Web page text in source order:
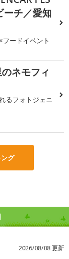
ーチ／愛知
ードイベント
ネモフィ
るフォトジェニ
グ
2026/08/08 更新